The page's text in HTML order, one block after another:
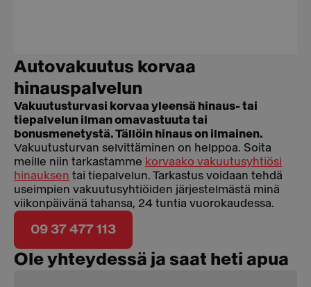
Autovakuutus korvaa
hinauspalvelun
Vakuutusturvasi korvaa yleensä hinaus- tai
tiepalvelun ilman omavastuuta tai
bonusmenetystä. Tällöin hinaus on ilmainen.
Vakuutusturvan selvittäminen on helppoa. Soita
meille niin tarkastamme korvaako vakuutusyhtiösi
hinauksen tai tiepalvelun. Tarkastus voidaan tehdä
useimpien vakuutusyhtiöiden järjestelmästä minä
viikonpäivänä tahansa, 24 tuntia vuorokaudessa.
09 37 477 113
Ole yhteydessä ja saat heti apua